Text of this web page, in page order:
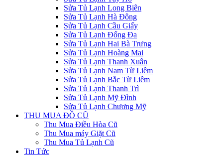
Sửa Tủ Lạnh Long Biên
Sửa Tủ Lạnh Hà Đông
Sửa Tủ Lạnh Cầu Giấy
Sửa Tủ Lạnh Đống Đa
Sửa Tủ Lạnh Hai Bà Trưng
Sửa Tủ Lạnh Hoàng Mai
Sửa Tủ Lạnh Thanh Xuân
Sửa Tủ Lạnh Nam Từ Liêm
Sửa Tủ Lạnh Bắc Từ Liêm
Sửa Tủ Lạnh Thanh Trì
Sửa Tủ Lạnh Mỹ Đình
Sửa Tủ Lạnh Chương Mỹ
THU MUA ĐỒ CŨ
Thu Mua Điều Hòa Cũ
Thu Mua máy Giặt Cũ
Thu Mua Tủ Lạnh Cũ
Tin Tức